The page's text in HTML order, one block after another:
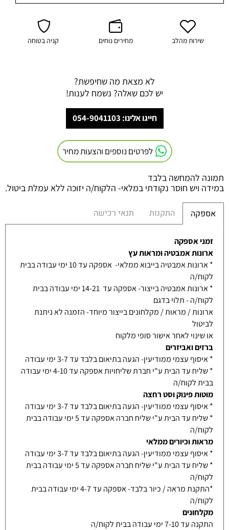
שירות מהלב מחירים נוחים קניה בטוחה
לא מצאת מה שחיפשת?
יש לכם שאלה? נשמח לענות!
חייגו אלינו: 054-9041103
לפרטים נוספים והצעות מחיר
תמונה להמחשה בלבד
במידה ויש חוסר נקודתי במלאי- הלקוח/ה יזוכה ללא עמלת ביטול.
אספקה התקנות תנאי רכישה
זמני אספקה
ארונות אמבטיה ומראות עץ
* ארונות אמבטיה בייבוא ממלאי- אספקה עד 10 ימי עבודה בבית
לקוח/ה
* ארונות אמבטיה בייצור- אספקה עד 14-21 ימי עבודה בבית
לקוח/ה - תלוי בדגם
ארונות / מראות / מקלחונים בייצור מיוחד- הזמנה לא ניתנת
לביטול
או שינוי לאחר אישור סופי מלקוח
ברזים ואביזרים
* איסוף עצמי ממודיעין- הגעה בתיאום בלבד עד 3-7 ימי עבודה
* שליח עד הבית ע"י חברת שליחויות אספקה עד 4-10 ימי עבודה
בבית לקוח/ה
מוטות פינוק וסט רחצה
* איסוף עצמי ממודיעין- הגעה בתיאום בלבד עד 3-7 ימי עבודה
* שליח עד הבית ע"י שליח חברה אספקה עד 5 ימי עבודה בבית
לקוח/ה
מראות וכיורים ממלאי
* איסוף עצמי ממודיעין- הגעה בתיאום בלבד עד 3-7 ימי עבודה
* שליח עד הבית ע"י שליח חברה אספקה עד 5 ימי עבודה בבית
לקוח/ה
*התקנת מראה / כיור בלבד- אספקה עד 4-7 ימי עבודה בבית
לקוח/ה
מקלחונים
התקנה עד 7-10 ימי עבודה בבית לקוח/ה